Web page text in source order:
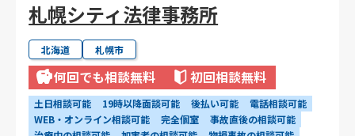
札幌シティ法律事務所
北海道 札幌市
何回でも相談無料 初回相談無料
土日相談可能 19時以降面談可能 後払い可能
電話相談可能
WEB・オンライン相談可能
完全個室
事故直後の相談可能